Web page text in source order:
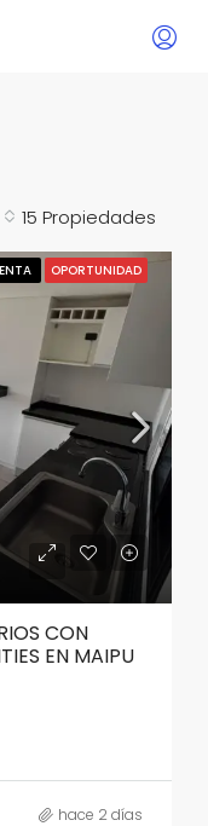
15 Propiedades
OPORTUNIDAD
CON
EN MAIPU
hace 2 días